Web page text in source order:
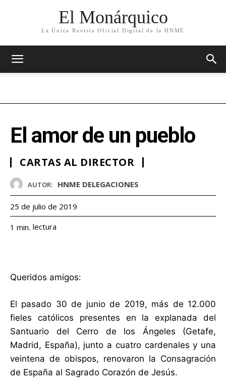
El Monárquico
La Única Revista Oficial Digital de la HNME
El amor de un pueblo
CARTAS AL DIRECTOR
AUTOR: HNME DELEGACIONES
25 de julio de 2019
1 min. lectura
Queridos amigos:
El pasado 30 de junio de 2019, más de 12.000
fieles católicos presentes en la explanada del
Santuario del Cerro de los Ángeles (Getafe,
Madrid, España), junto a cuatro cardenales y una
veintena de obispos, renovaron la Consagración
de España al Sagrado Corazón de Jesús.